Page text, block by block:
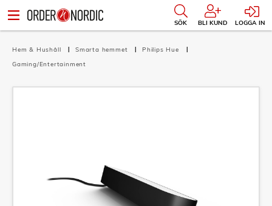
SÖK BLI KUND LOGGA IN
Hem & Hushåll Smarta hemmet
Philips Hue
Gaming/Entertainment